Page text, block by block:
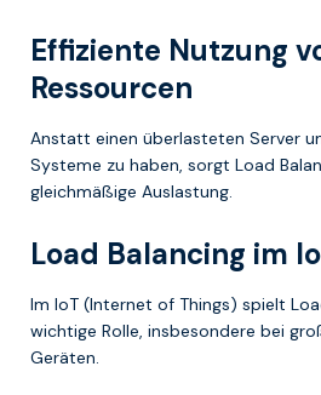
Effiziente Nutzung
Ressourcen
Anstatt einen überlasteten Server
Systeme zu haben, sorgt Load
gleichmäßige Auslastung.
Load Balancing im
Im IoT (Internet of Things) spielt
wichtige Rolle, insbesondere bei
Geräten.